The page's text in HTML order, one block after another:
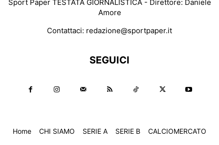
Sport Paper TESTATA GIORNALISTICA - Direttore: Daniele
Amore
Contattaci: redazione@sportpaper.it
SEGUICI
Home CHI SIAMO SERIE A SERIE B CALCIOMERCATO